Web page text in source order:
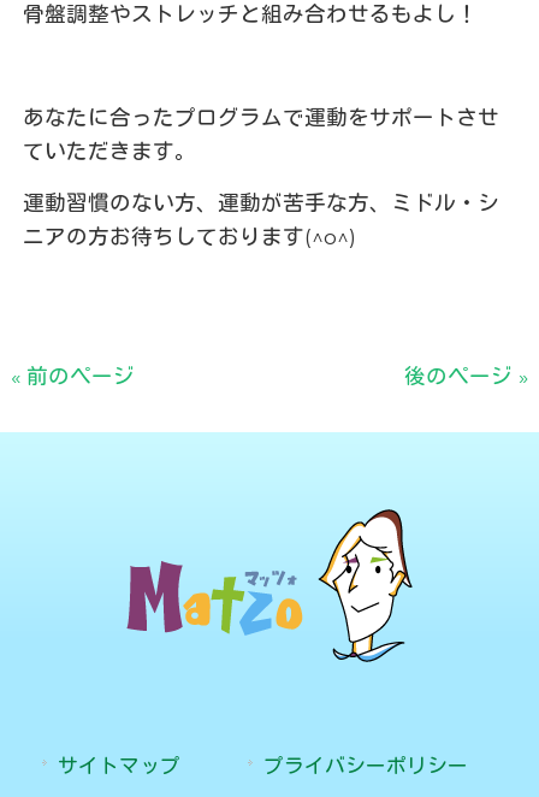
骨盤調整やストレッチと組み合わせるもよし！
あなたに合ったプログラムで運動をサポートさせ
ていただきます。
運動習慣のない方、運動が苦手な方、ミドル・シ
ニアの方お待ちしております(^o^)
« 前のページ 後のページ »
サイトマップ プライバシーポリシー